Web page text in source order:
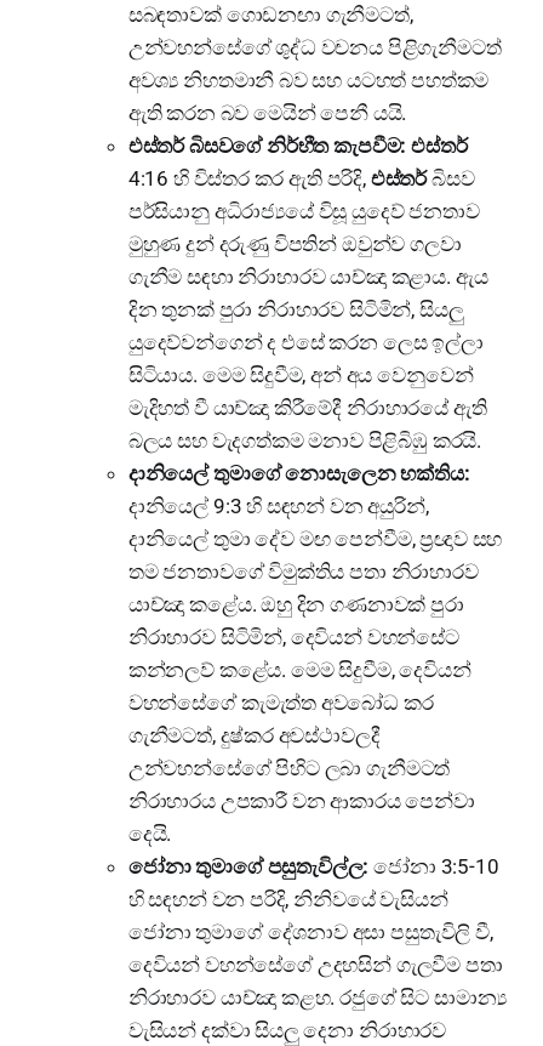
සබඳතාවක් ගොඩනඟා ගැනීමටත්,
උන්වහන්සේගේ ශුද්ධ වචනය පිළිගැනීමටත්
අවශ්‍ය නිහතමානී බව සහ යටහත් පහත්කම
ඇති කරන බව මෙයින් පෙනී යයි.
එස්තර් බිසවගේ නිර්භීත කැපවීම: එස්තර්
4:16 හි විස්තර කර ඇති පරිදි, එස්තර්බිසව
පර්සියානු අධිරාජ්‍යයේ විසූ යුදෙව් ජනතාව
මුහුණ දුන් දරුණු විපතින් ඔවුන්ව ගලවා
ගැනීම සඳහා නිරාහාරව යාච්ඤා කළාය. ඇය
දින තුනක් පුරා නිරාහාරව සිටිමින්, සියලු
යුදෙව්වන්ගෙන් ද එසේ කරන ලෙස ඉල්ලා
සිටියාය. මෙම සිදුවීම, අන් අය වෙනුවෙන්
මැදිහත් වී යාච්ඤා කිරීමේදී නිරාහාරයේ ඇති
බලය සහ වැදගත්කම මනාව පිළිබිඹු කරයි.
දානියෙල් තුමාගේ නොසැලෙන භක්තිය:
දානියෙල් 9:3 හි සඳහන් වන අයුරින්,
දානියෙල් තුමා දේව මඟ පෙන්වීම, ප්‍රඥාව සහ
තම ජනතාවගේ විමුක්තිය පතා නිරාහාරව
යාච්ඤා කළේය. ඔහු දින ගණනාවක් පුරා
නිරාහාරව සිටිමින්, දෙවියන් වහන්සේට
කන්නලව් කළේය. මෙම සිදුවීම, දෙවියන්
වහන්සේගේ කැමැත්ත අවබෝධ කර
ගැනීමටත්, දුෂ්කර අවස්ථාවලදී
උන්වහන්සේගේ පිහිට ලබා ගැනීමටත්
නිරාහාරය උපකාරී වන ආකාරය පෙන්වා
දෙයි.
ජෝනා තුමාගේ පසුතැවිල්ල: ජෝනා 3:5-10
හි සඳහන් වන පරිදි, නිනිවයේ වැසියන්
ජෝනා තුමාගේ දේශනාව අසා පසුතැවිලි වී,
දෙවියන් වහන්සේගේ උදහසින් ගැලවීම පතා
නිරාහාරව යාච්ඤා කළහ. රජුගේ සිට සාමාන්‍ය
වැසියන් දක්වා සියලු දෙනා නිරාහාරව